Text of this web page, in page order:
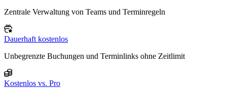
Zentrale Verwaltung von Teams und Terminregeln
Dauerhaft kostenlos
Unbegrenzte Buchungen und Terminlinks ohne Zeitlimit
Kostenlos vs. Pro